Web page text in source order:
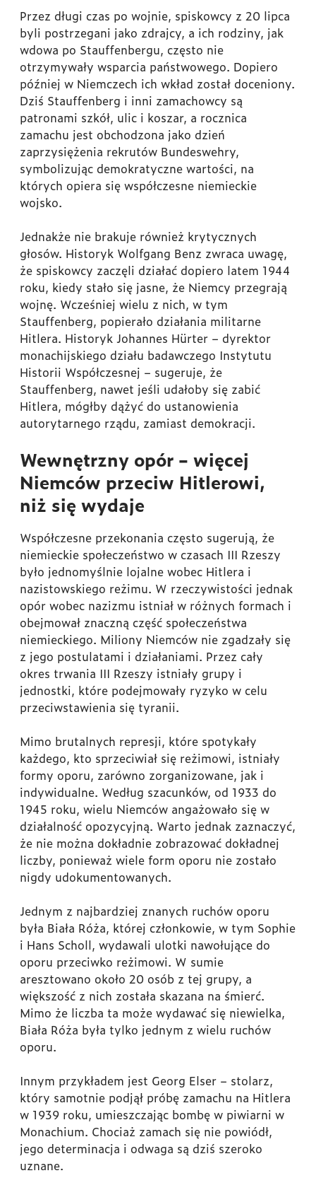
Przez długi czas po wojnie, spiskowcy z 20 lipca
byli postrzegani jako zdrajcy, a ich rodziny, jak
wdowa po Stauffenbergu, często nie
otrzymywały wsparcia państwowego. Dopiero
później w Niemczech ich wkład został doceniony.
Dziś Stauffenberg i inni zamachowcy są
patronami szkół, ulic i koszar, a rocznica
zamachu jest obchodzona jako dzień
zaprzysiężenia rekrutów Bundeswehry,
symbolizując demokratyczne wartości, na
których opiera się współczesne niemieckie
wojsko.
Jednakże nie brakuje również krytycznych
głosów. Historyk Wolfgang Benz zwraca uwagę,
że spiskowcy zaczęli działać dopiero latem 1944
roku, kiedy stało się jasne, że Niemcy przegrają
wojnę. Wcześniej wielu z nich, w tym
Stauffenberg, popierało działania militarne
Hitlera. Historyk Johannes Hürter – dyrektor
monachijskiego działu badawczego Instytutu
Historii Współczesnej – sugeruje, że
Stauffenberg, nawet jeśli udałoby się zabić
Hitlera, mógłby dążyć do ustanowienia
autorytarnego rządu, zamiast demokracji.
Wewnętrzny opór – więcej
Niemców przeciw Hitlerowi,
niż się wydaje
Współczesne przekonania często sugerują, że
niemieckie społeczeństwo w czasach III Rzeszy
było jednomyślnie lojalne wobec Hitlera i
nazistowskiego reżimu. W rzeczywistości jednak
opór wobec nazizmu istniał w różnych formach i
obejmował znaczną część społeczeństwa
niemieckiego. Miliony Niemców nie zgadzały się
z jego postulatami i działaniami. Przez cały
okres trwania III Rzeszy istniały grupy i
jednostki, które podejmowały ryzyko w celu
przeciwstawienia się tyranii.
Mimo brutalnych represji, które spotykały
każdego, kto sprzeciwiał się reżimowi, istniały
formy oporu, zarówno zorganizowane, jak i
indywidualne. Według szacunków, od 1933 do
1945 roku, wielu Niemców angażowało się w
działalność opozycyjną. Warto jednak zaznaczyć,
że nie można dokładnie zobrazować dokładnej
liczby, ponieważ wiele form oporu nie zostało
nigdy udokumentowanych.
Jednym z najbardziej znanych ruchów oporu
była Biała Róża, której członkowie, w tym Sophie
i Hans Scholl, wydawali ulotki nawołujące do
oporu przeciwko reżimowi. W sumie
aresztowano około 20 osób z tej grupy, a
większość z nich została skazana na śmierć.
Mimo że liczba ta może wydawać się niewielka,
Biała Róża była tylko jednym z wielu ruchów
oporu.
Innym przykładem jest Georg Elser – stolarz,
który samotnie podjął próbę zamachu na Hitlera
w 1939 roku, umieszczając bombę w piwiarni w
Monachium. Chociaż zamach się nie powiódł,
jego determinacja i odwaga są dziś szeroko
uznane.